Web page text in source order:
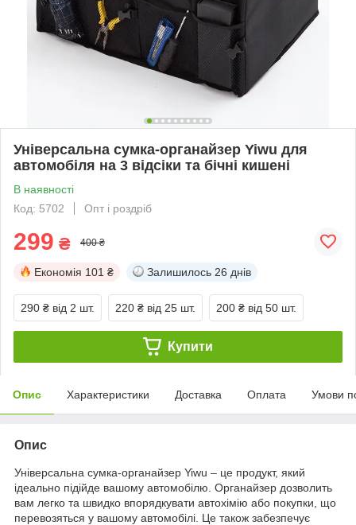
Універсальна сумка-органайзер Yiwu для
автомобіля на 3 відсіки та бічні кишені
В наявності
Код: 5702
Опт і роздріб
299 ₴ 400 ₴
Економія 101 ₴ Залишилось 26 днів
290 ₴ від 2 шт. 220 ₴ від 25 шт. 200 ₴ від 50 шт.
Купити
Опис Характеристики Доставка Оплата Умови
Опис
Універсальна сумка-органайзер Yiwu – це продукт, який
ідеально підійде вашому автомобілю. Органайзер дозволить
вам легко та швидко впорядкувати автохімію або покупки, що
перевозяться у вашому автомобілі. Це також забезпечує